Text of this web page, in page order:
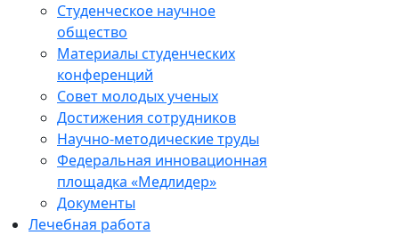
Студенческое научное
общество
Материалы студенческих
конференций
Совет молодых ученых
Достижения сотрудников
Научно-методические труды
Федеральная инновационная
площадка «Медлидер»
Документы
Лечебная работа